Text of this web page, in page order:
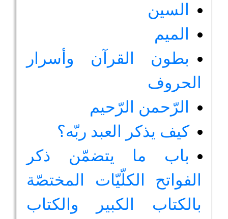
السين
الميم
بطون القرآن وأسرار
الحروف
الرّحمن الرّحيم
كيف يذكر العبد ربّه؟
باب ما يتضمّن ذكر
الفواتح الكلّيّات المختصّة
بالكتاب الكبير والكتاب